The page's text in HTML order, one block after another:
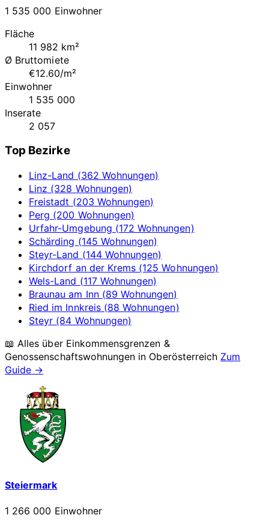
1 535 000 Einwohner
Fläche
11 982 km²
Ø Bruttomiete
€12.60/m²
Einwohner
1 535 000
Inserate
2 057
Top Bezirke
Linz-Land (362 Wohnungen)
Linz (328 Wohnungen)
Freistadt (203 Wohnungen)
Perg (200 Wohnungen)
Urfahr-Umgebung (172 Wohnungen)
Schärding (145 Wohnungen)
Steyr-Land (144 Wohnungen)
Kirchdorf an der Krems (125 Wohnungen)
Wels-Land (117 Wohnungen)
Braunau am Inn (89 Wohnungen)
Ried im Innkreis (88 Wohnungen)
Steyr (84 Wohnungen)
📖 Alles über Einkommensgrenzen &
Genossenschaftswohnungen in Oberösterreich Zum
Guide →
Steiermark
1 266 000 Einwohner